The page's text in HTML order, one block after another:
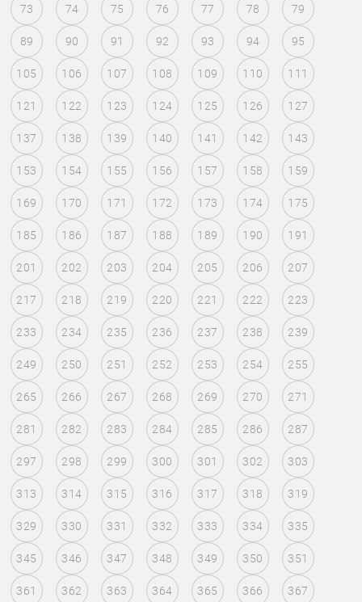
73 74 75 76 77 78 79
89 90 91 92 93 94 95
105 106 107 108 109 110 111
121 122 123 124 125 126 127
137 138 139 140 141 142 143
153 154 155 156 157 158 159
169 170 171 172 173 174 175
185 186 187 188 189 190 191
201 202 203 204 205 206 207
217 218 219 220 221 222 223
233 234 235 236 237 238 239
249 250 251 252 253 254 255
265 266 267 268 269 270 271
281 282 283 284 285 286 287
297 298 299 300 301 302 303
313 314 315 316 317 318 319
329 330 331 332 333 334 335
345 346 347 348 349 350 351
361 362 363 364 365 366 367